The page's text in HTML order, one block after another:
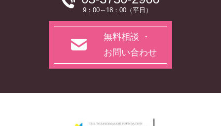
9：00～18：00（平日）
無料相談 ・
お問い合わせ